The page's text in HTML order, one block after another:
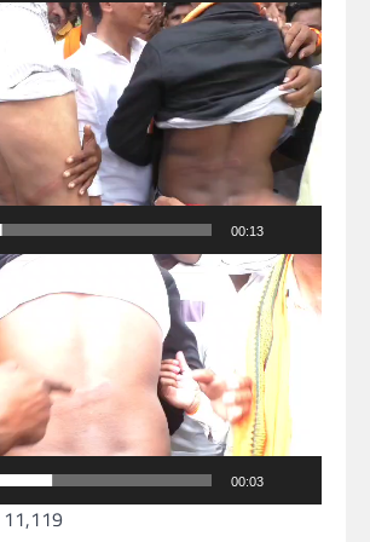
00:13
00:03
11,119